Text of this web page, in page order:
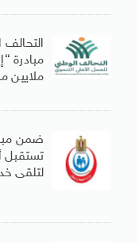
التحالف
ملايين
ضمن
لتلقى